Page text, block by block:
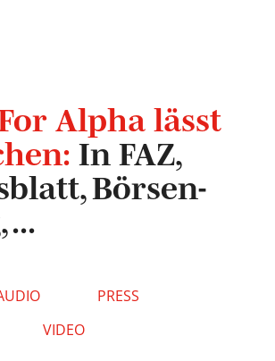
Alpha lässt
In FAZ,
Börsen-
...
PRESS
VIDEO